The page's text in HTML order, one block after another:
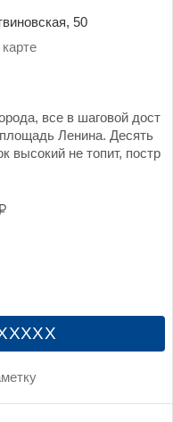
50
все в шаговой дост
Ленина. Десять
высокий не топит, постр